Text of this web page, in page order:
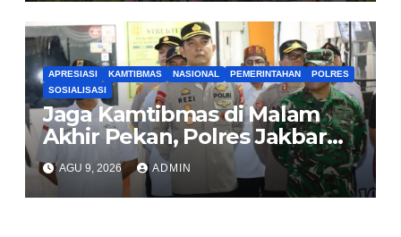
APRESIASI KAMTIBMAS NASIONAL PEMERINTAHAN
POLRES
SOSIALISASI
Jaga Kamtibmas di Malam
Akhir Pekan, Polres Jakbar
Gelar KRYD Bersama Tiga
Pilar
AGU 9, 2026 ADMIN